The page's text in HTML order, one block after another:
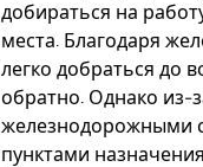
добираться на
места. Благодаря
легко добраться до
обратно. Однако из-
железнодорожными
пунктами